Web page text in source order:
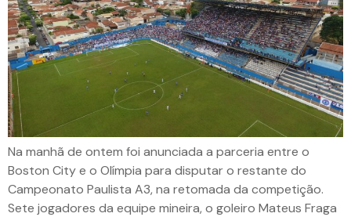
Na manhã de ontem foi anunciada a parceria entre o
Boston City e o Olímpia para disputar o restante do
Campeonato Paulista A3, na retomada da competição.
Sete jogadores da equipe mineira, o goleiro Mateus Fraga